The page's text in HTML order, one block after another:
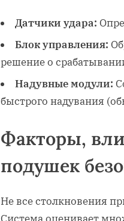
Датчики удара:
Блок управления:
решение о
Надувные модули:
быстрого надувания
Факторы,
подушек
Не все столкновения